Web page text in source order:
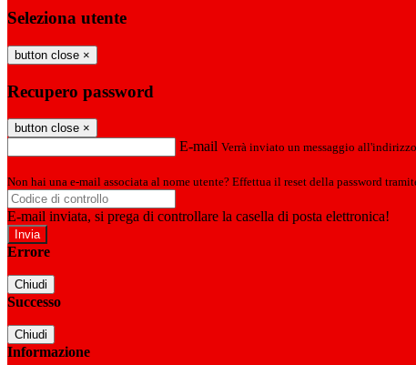
Seleziona utente
button close ×
Recupero password
button close ×
E-mail Verrà inviato un messaggio
Non hai una e-mail associata al nome utente? Effettua il reset della password
E-mail inviata, si prega di controllare la casella di posta elettronica!
Errore
Chiudi
Successo
Chiudi
Informazione